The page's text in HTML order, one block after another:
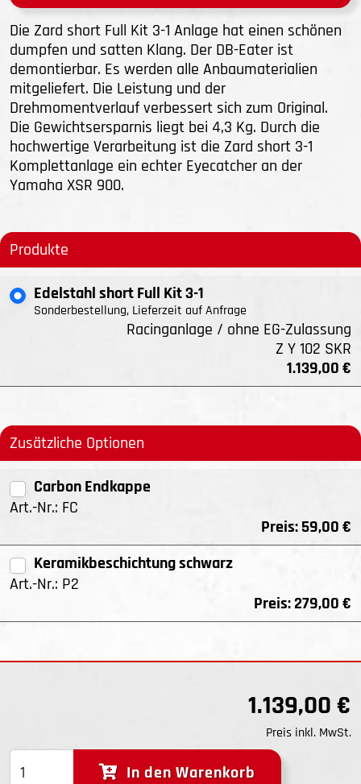
Die Zard short Full Kit 3-1 Anlage hat einen schönen
dumpfen und satten Klang. Der DB-Eater ist
demontierbar. Es werden alle Anbaumaterialien
mitgeliefert. Die Leistung und der
Drehmomentverlauf verbessert sich zum Original.
Die Gewichtsersparnis liegt bei 4,3 Kg. Durch die
hochwertige Verarbeitung ist die Zard short 3-1
Komplettanlage ein echter Eyecatcher an der
Yamaha XSR 900.
Produkte
Edelstahl short Full Kit 3-1
Sonderbestellung, Lieferzeit auf Anfrage
Racinganlage / ohne EG-Zulassung
Z Y 102 SKR
1.139,00 €
Zusätzliche Optionen
Carbon Endkappe
Art.-Nr.: FC
Preis:59,00 €
Keramikbeschichtung schwarz
Art.-Nr.: P2
Preis:279,00 €
1.139,00 €
Preis inkl. MwSt.
In den Warenkorb